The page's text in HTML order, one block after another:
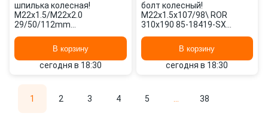
шпилька колесная!
M22x1.5/M22x2.0
29/50/112mm
SX STELLOXВ корзину
сегодня в 18:30
болт колесный!
M22x1.5x107/98\ ROR
310x190 85-18419-SX
В корзину
сегодня в 18:30
1 2 3 4 5 38